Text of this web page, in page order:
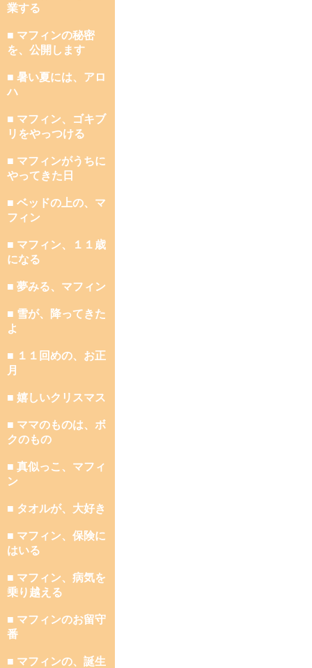
業する
■ マフィンの秘密
を、公開します
■ 暑い夏には、アロ
ハ
■ マフィン、ゴキブ
リをやっつける
■ マフィンがうちに
やってきた日
■ ベッドの上の、マ
フィン
■ マフィン、１１歳
になる
■ 夢みる、マフィン
■ 雪が、降ってきた
よ
■ １１回めの、お正
月
■ 嬉しいクリスマス
■ ママのものは、ボ
クのもの
■ 真似っこ、マフィ
ン
■ タオルが、大好き
■ マフィン、保険に
はいる
■ マフィン、病気を
乗り越える
■ マフィンのお留守
番
■ マフィンの、誕生